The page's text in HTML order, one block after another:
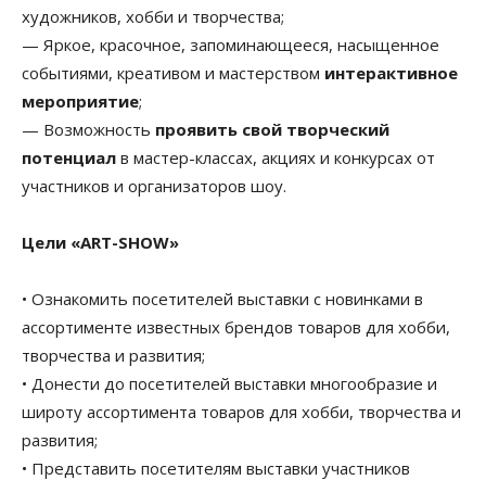
художников, хобби и творчества;
— Яркое, красочное, запоминающееся, насыщенное
событиями, креативом и мастерством интерактивное
мероприятие;
— Возможность проявить свой творческий
потенциал в мастер-классах, акциях и конкурсах от
участников и организаторов шоу.
Цели «ART-SHOW»
• Ознакомить посетителей выставки с новинками в
ассортименте известных брендов товаров для хобби,
творчества и развития;
• Донести до посетителей выставки многообразие и
широту ассортимента товаров для хобби, творчества и
развития;
• Представить посетителям выставки участников